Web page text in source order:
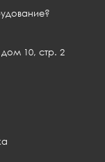
10, стр. 2